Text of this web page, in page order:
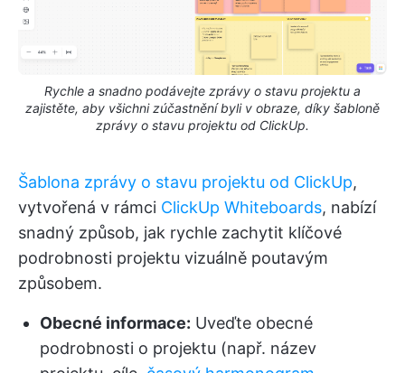
Rychle a snadno podávejte zprávy o stavu projektu a
zajistěte, aby všichni zúčastnění byli v obraze, díky šabloně
zprávy o stavu projektu od ClickUp.
Šablona zprávy o stavu projektu od ClickUp,
vytvořená v rámci ClickUp Whiteboards, nabízí
snadný způsob, jak rychle zachytit klíčové
podrobnosti projektu vizuálně poutavým
způsobem.
Obecné informace: Uveďte obecné
podrobnosti o projektu (např. název